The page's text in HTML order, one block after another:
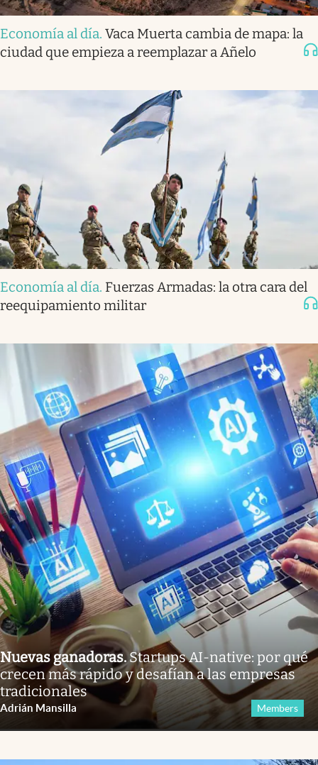
Economía al día. Vaca Muerta cambia de mapa: la
ciudad que empieza a reemplazar a Añelo
Economía al día. Fuerzas Armadas: la otra cara del
reequipamiento militar
Nuevas ganadoras.Startups AI-native: por qué
crecen más rápido y desafían a las empresas
tradicionales
Adrián Mansilla Members